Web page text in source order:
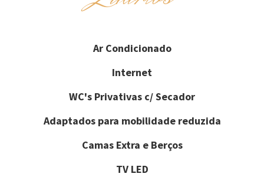
Ar Condicionado
Internet
WC's Privativas c/ Secador
Adaptados para mobilidade reduzida
Camas Extra e Berços
TV LED